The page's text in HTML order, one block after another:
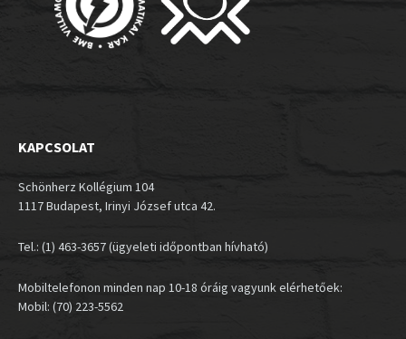
KAPCSOLAT
Schönherz Kollégium 104
1117 Budapest, Irinyi József utca 42.
Tel.: (1) 463-3657 (ügyeleti időpontban hívható)
Mobiltelefonon minden nap 10-18 óráig vagyunk elérhetőek:
Mobil: (70) 223-5562